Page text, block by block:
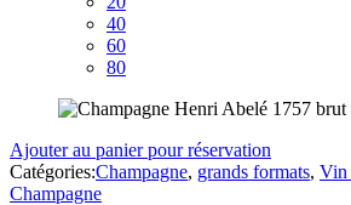
40
60
80
Ajouter au panier pour réservation
Catégories:Champagne, grands formats, Vin
Champagne